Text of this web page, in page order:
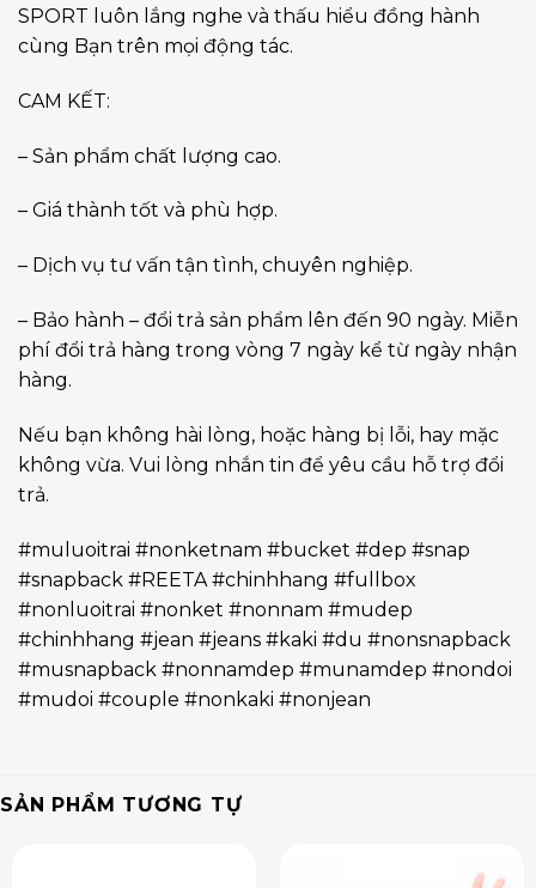
SPORT luôn lắng nghe và thấu hiểu đồng hành
cùng Bạn trên mọi động tác.
CAM KẾT:
– Sản phẩm chất lượng cao.
– Giá thành tốt và phù hợp.
– Dịch vụ tư vấn tận tình, chuyên nghiệp.
– Bảo hành – đổi trả sản phẩm lên đến 90 ngày. Miễn
phí đổi trả hàng trong vòng 7 ngày kể từ ngày nhận
hàng.
Nếu bạn không hài lòng, hoặc hàng bị lỗi, hay mặc
không vừa. Vui lòng nhắn tin để yêu cầu hỗ trợ đổi
trả.
#muluoitrai #nonketnam #bucket #dep #snap
#snapback #REETA #chinhhang #fullbox
#nonluoitrai #nonket #nonnam #mudep
#chinhhang #jean #jeans #kaki #du #nonsnapback
#musnapback #nonnamdep #munamdep #nondoi
#mudoi #couple #nonkaki #nonjean
SẢN PHẨM TƯƠNG TỰ